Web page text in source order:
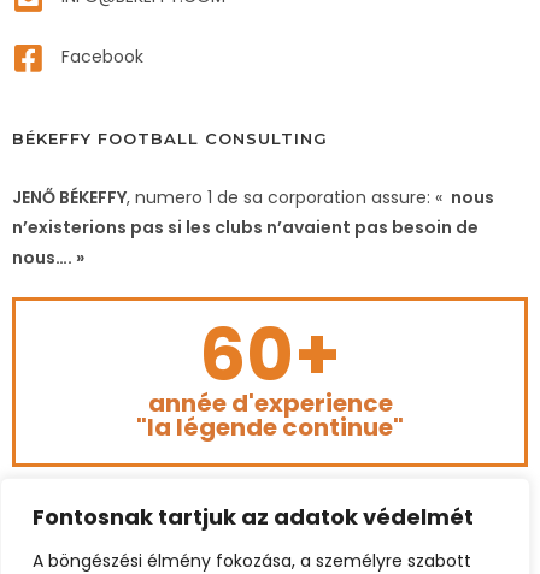
Fontosnak tartjuk az adatok védelmét
A böngészési élmény fokozása, a személyre szabott
Facebook
BÉKEFFY FOOTBALL CONSULTING
JENŐ BÉKEFFY, numero 1 de sa corporation assure: « nous
n’existerions pas si les clubs n’avaient pas besoin de
nous…. »
60+
année d'experience
"la légende continue"